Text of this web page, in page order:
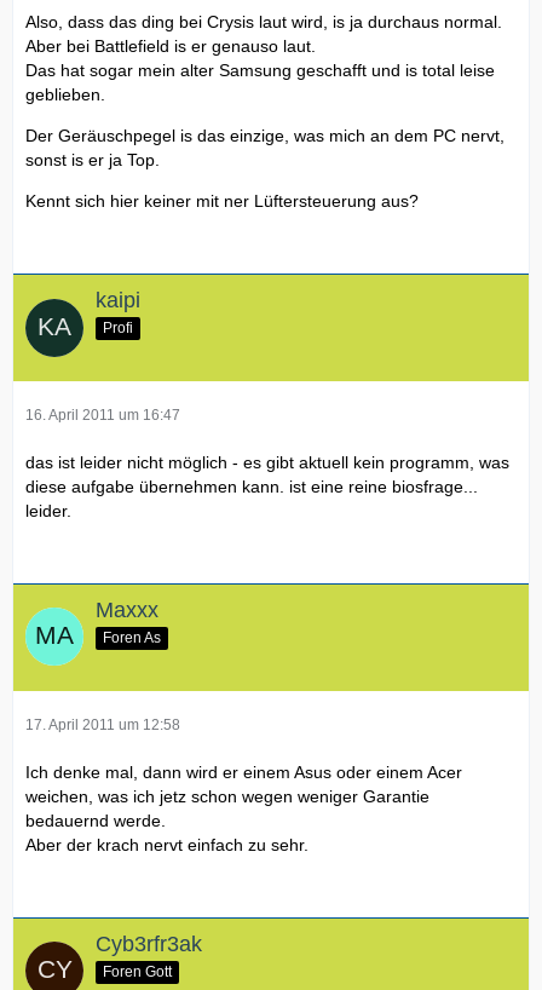
Also, dass das ding bei Crysis laut wird, is ja durchaus normal.
Aber bei Battlefield is er genauso laut.
Das hat sogar mein alter Samsung geschafft und is total leise
geblieben.
Der Geräuschpegel is das einzige, was mich an dem PC nervt,
sonst is er ja Top.
Kennt sich hier keiner mit ner Lüftersteuerung aus?
kaipi
Profi
16. April 2011 um 16:47
das ist leider nicht möglich - es gibt aktuell kein programm, was
diese aufgabe übernehmen kann. ist eine reine biosfrage...
leider.
Maxxx
Foren As
17. April 2011 um 12:58
Ich denke mal, dann wird er einem Asus oder einem Acer
weichen, was ich jetz schon wegen weniger Garantie
bedauernd werde.
Aber der krach nervt einfach zu sehr.
Cyb3rfr3ak
Foren Gott